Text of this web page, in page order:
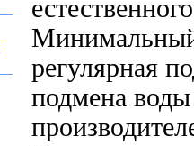
регулярная
подмена воды